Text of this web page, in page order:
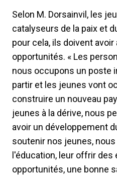
Selon M. Dorsainvil, les
catalyseurs de la paix et
pour cela, ils doivent
opportunités. « Les
nous occupons un poste
partir et les jeunes vont
construire un nouveau
jeunes à la dérive, nous
avoir un développement
soutenir nos jeunes,
l'éducation, leur offrir des
opportunités, une bonne